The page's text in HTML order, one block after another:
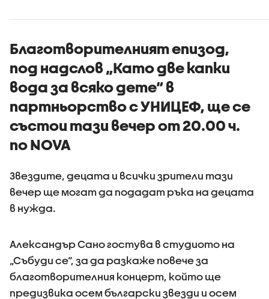
Благотворителният епизод,
под надслов „Като две капки
вода за всяко дете“ в
партньорство с УНИЦЕФ, ще се
състои тази вечер от 20.00 ч.
по NOVA
Звездите, децата и всички зрители тази
вечер ще могат да подадат ръка на децата
в нужда.
Александър Сано гостува в студиото на
„Събуди се“, за да разкаже повече за
благотворителния концерт, който ще
предизвика осем български звезди и осем